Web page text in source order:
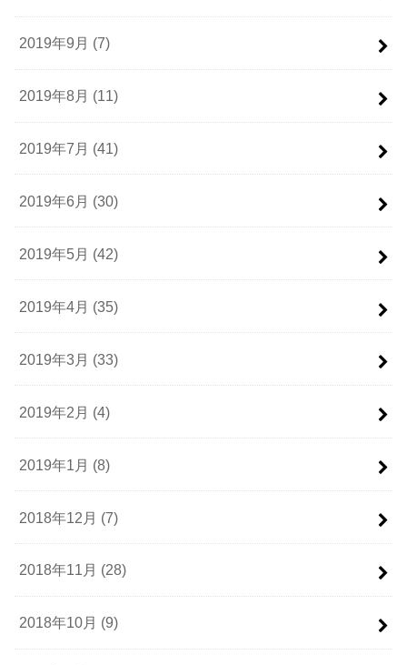
2019年9月 (7)
2019年8月 (11)
2019年7月 (41)
2019年6月 (30)
2019年5月 (42)
2019年4月 (35)
2019年3月 (33)
2019年2月 (4)
2019年1月 (8)
2018年12月 (7)
2018年11月 (28)
2018年10月 (9)